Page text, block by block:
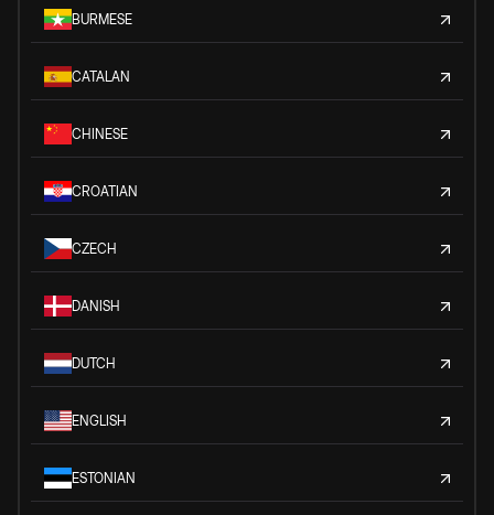
BURMESE
CATALAN
CHINESE
CROATIAN
CZECH
DANISH
DUTCH
ENGLISH
ESTONIAN